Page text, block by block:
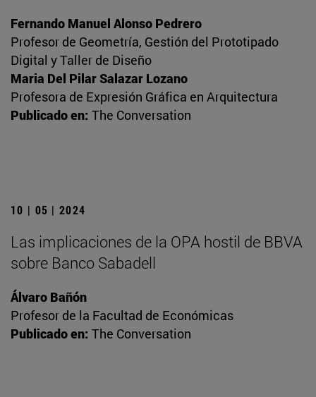
Fernando Manuel Alonso Pedrero
Profesor de Geometría, Gestión del Prototipado
Digital y Taller de Diseño
Maria Del Pilar Salazar Lozano
Profesora de Expresión Gráfica en Arquitectura
Publicado en: The Conversation
10 | 05 | 2024
Las implicaciones de la OPA hostil de BBVA
sobre Banco Sabadell
Álvaro Bañón
Profesor de la Facultad de Económicas
Publicado en: The Conversation